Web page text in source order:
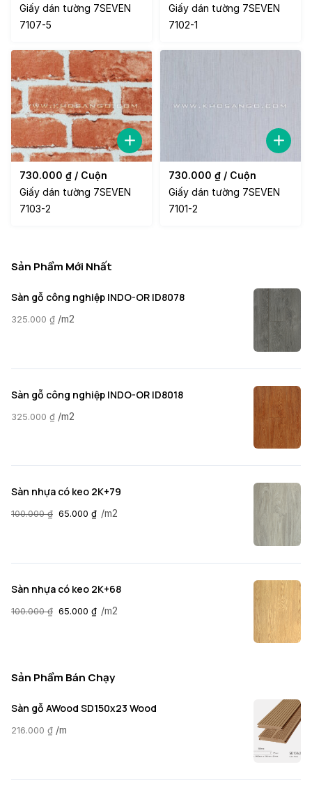
Giấy dán tường 7SEVEN
7107-5
Giấy dán tường 7SEVEN
7102-1
730.000 ₫ / Cuộn
Giấy dán tường 7SEVEN
7103-2
730.000 ₫ / Cuộn
Giấy dán tường 7SEVEN
7101-2
Sản Phẩm Mới Nhất
Sàn gỗ công nghiệp INDO-OR ID8078
325.000 ₫ /m2
Sàn gỗ công nghiệp INDO-OR ID8018
325.000 ₫ /m2
Sàn nhựa có keo 2K+79
100.000₫ 65.000 ₫ /m2
Sàn nhựa có keo 2K+68
100.000₫ 65.000 ₫ /m2
Sản Phẩm Bán Chạy
Sàn gỗ AWood SD150x23 Wood
216.000 ₫ /m